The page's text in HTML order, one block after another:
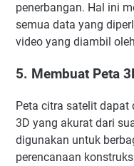
penerbangan. Hal ini
semua data yang
video yang diambil
5. Membuat Peta
Peta citra satelit
3D yang akurat dari
digunakan untuk
perencanaan